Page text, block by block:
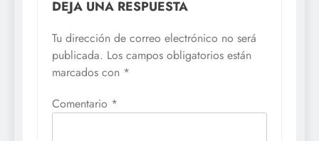
DEJA UNA RESPUESTA
Tu dirección de correo electrónico no será
publicada. Los campos obligatorios están
marcados con *
Comentario *